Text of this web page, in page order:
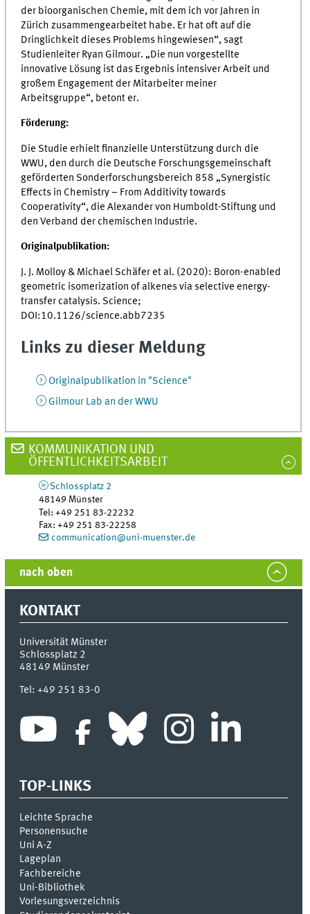
der bioorganischen Chemie, mit dem ich vor Jahren in
Zürich zusammengearbeitet habe. Er hat oft auf die
Dringlichkeit dieses Problems hingewiesen“, sagt
Studienleiter Ryan Gilmour. „Die nun vorgestellte
innovative Lösung ist das Ergebnis intensiver Arbeit und
großem Engagement der Mitarbeiter meiner
Arbeitsgruppe“, betont er.
Förderung:
Die Studie erhielt finanzielle Unterstützung durch die
WWU, den durch die Deutsche Forschungsgemeinschaft
geförderten Sonderforschungsbereich 858 „Synergistic
Effects in Chemistry – From Additivity towards
Cooperativity“, die Alexander von Humboldt-Stiftung und
den Verband der chemischen Industrie.
Originalpublikation:
J. J. Molloy & Michael Schäfer et al. (2020): Boron-enabled
geometric isomerization of alkenes via selective energy-
transfer catalysis. Science;
DOI:10.1126/science.abb7235
Links zu dieser Meldung
Originalpublikation in "Science"
Gilmour Lab an der WWU
KOMMUNIKATION UND
ÖFFENTLICHKEITSARBEIT
Schlossplatz 2
48149 Münster
Tel:+49 251 83-22232
Fax:+49 251 83-22258
communication@uni-muenster.de
nach oben
KONTAKT
Universität Münster
Schlossplatz 2
48149 Münster
Tel:+49 251 83-0
TOP-LINKS
Leichte Sprache
Personensuche
Uni A-Z
Lageplan
Fachbereiche
Uni-Bi­bli­o­thek
Vor­le­sungs­ver­zeich­nis